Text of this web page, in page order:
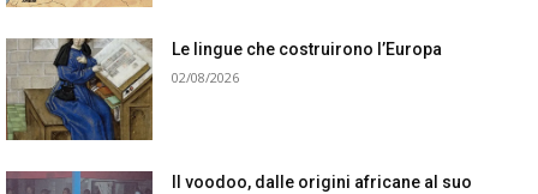
Le lingue che costruirono l’Europa
02/08/2026
Il voodoo, dalle origini africane al suo